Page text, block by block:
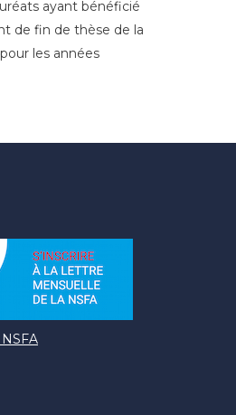
ayant bénéficié
de fin de thèse de la
les années